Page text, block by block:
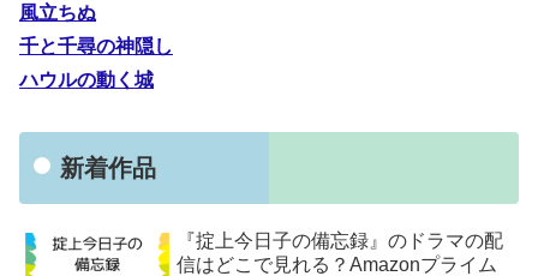
風立ちぬ
千と千尋の神隠し
ハウルの動く城
新着作品
『掟上今日子の備忘録』のドラマの配
信はどこで見れる？Amazonプライム